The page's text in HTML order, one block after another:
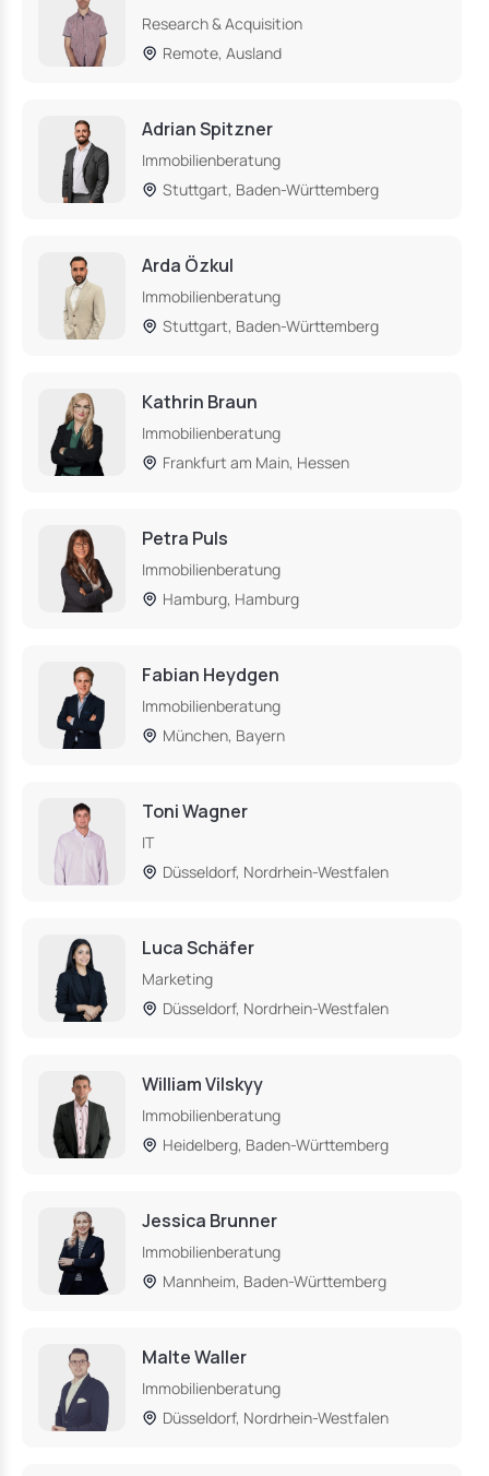
Research & Acquisition
Remote, Ausland
Adrian Spitzner
Immobilienberatung
Stuttgart, Baden-Württemberg
Arda Özkul
Immobilienberatung
Stuttgart, Baden-Württemberg
Kathrin Braun
Immobilienberatung
Frankfurt am Main, Hessen
Petra Puls
Immobilienberatung
Hamburg, Hamburg
Fabian Heydgen
Immobilienberatung
München, Bayern
Toni Wagner
IT
Düsseldorf, Nordrhein-Westfalen
Luca Schäfer
Marketing
Düsseldorf, Nordrhein-Westfalen
William Vilskyy
Immobilienberatung
Heidelberg, Baden-Württemberg
Jessica Brunner
Immobilienberatung
Mannheim, Baden-Württemberg
Malte Waller
Immobilienberatung
Düsseldorf, Nordrhein-Westfalen